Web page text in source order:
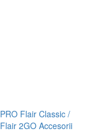
Flair Classic /
Flair 2GO Accesorii